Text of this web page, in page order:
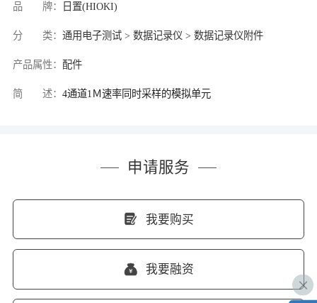
品 牌： 日置(HIOKI)
分 类： 通用电子测试 > 数据记录仪 > 数据记录仪附件
产品属性： 配件
简 述： 4通道1Ｍ速率同时采样的模拟单元
申请服务
我要购买
我要融资